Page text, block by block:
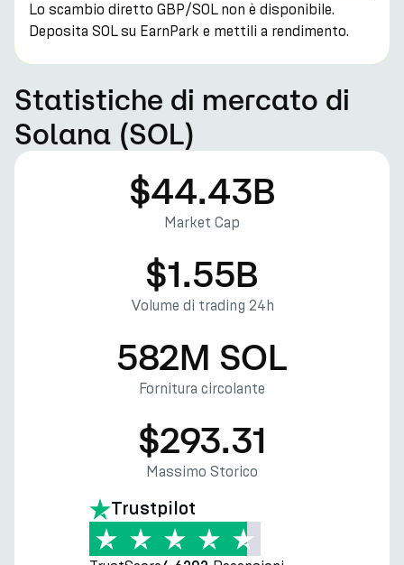
Lo scambio diretto GBP/SOL non è disponibile.
Deposita SOL su EarnPark e mettili a rendimento.
Statistiche di mercato di
Solana (SOL)
$44.43B
Market Cap
$1.55B
Volume di trading 24h
582M SOL
Fornitura circolante
$293.31
Massimo Storico
Trustpilot